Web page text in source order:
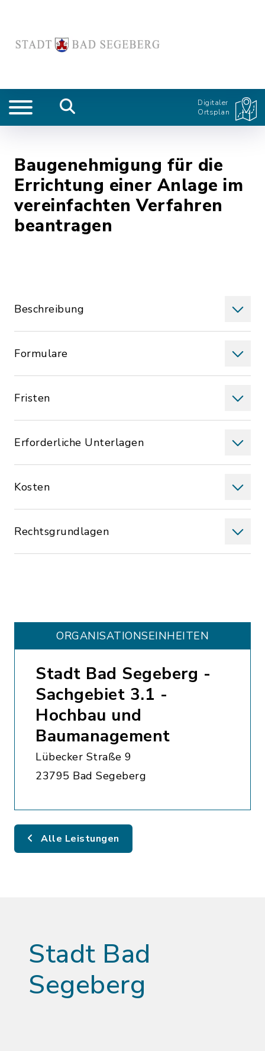
Digitaler
Ortsplan
Baugenehmigung für die
Errichtung einer Anlage im
vereinfachten Verfahren
beantragen
Beschreibung
Formulare
Fristen
Erforderliche Unterlagen
Kosten
Rechtsgrundlagen
ORGANISATIONS­EINHEITEN
Stadt Bad Segeberg -
Sachgebiet 3.1 -
Hochbau und
Baumanagement
Lübecker Straße 9
23795 Bad Segeberg
Alle Leistungen
Stadt Bad
Segeberg